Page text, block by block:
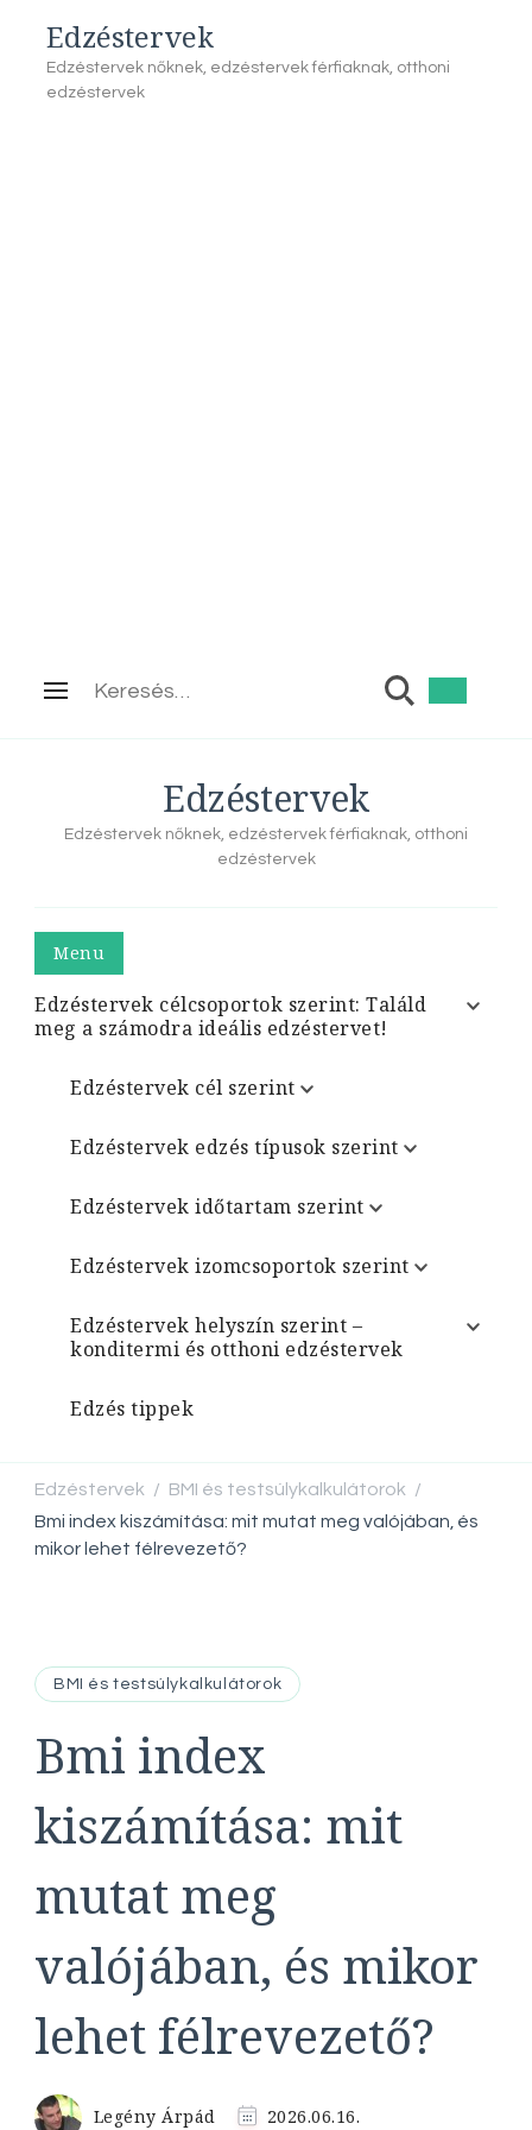
Edzéstervek
Edzéstervek nőknek, edzéstervek férfiaknak, otthoni
edzéstervek
Keresés:
Edzéstervek
Edzéstervek nőknek, edzéstervek férfiaknak, otthoni
edzéstervek
Menu
Edzéstervek célcsoportok szerint: Találd
meg a számodra ideális edzéstervet!
Edzéstervek cél szerint
Edzéstervek edzés típusok szerint
Edzéstervek időtartam szerint
Edzéstervek izomcsoportok szerint
Edzéstervek helyszín szerint –
konditermi és otthoni edzéstervek
Edzés tippek
Edzéstervek / BMI és testsúlykalkulátorok /
Bmi index kiszámítása: mit mutat meg valójában, és
mikor lehet félrevezető?
BMI és testsúlykalkulátorok
Bmi index
kiszámítása: mit
mutat meg
valójában, és mikor
lehet félrevezető?
Legény Árpád 2026.06.16.